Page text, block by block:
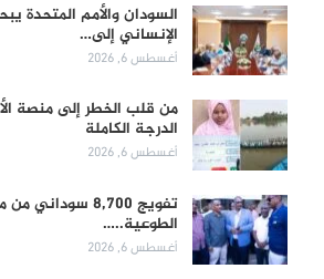
السودان والأمم المتحدة
الإنساني إلى…
أغسطس 6, 2026
من قلب الخطر إلى منصة
الدرجة الكاملة
أغسطس 6, 2026
تفويج 8,700
الطوعية..…
أغسطس 6, 2026